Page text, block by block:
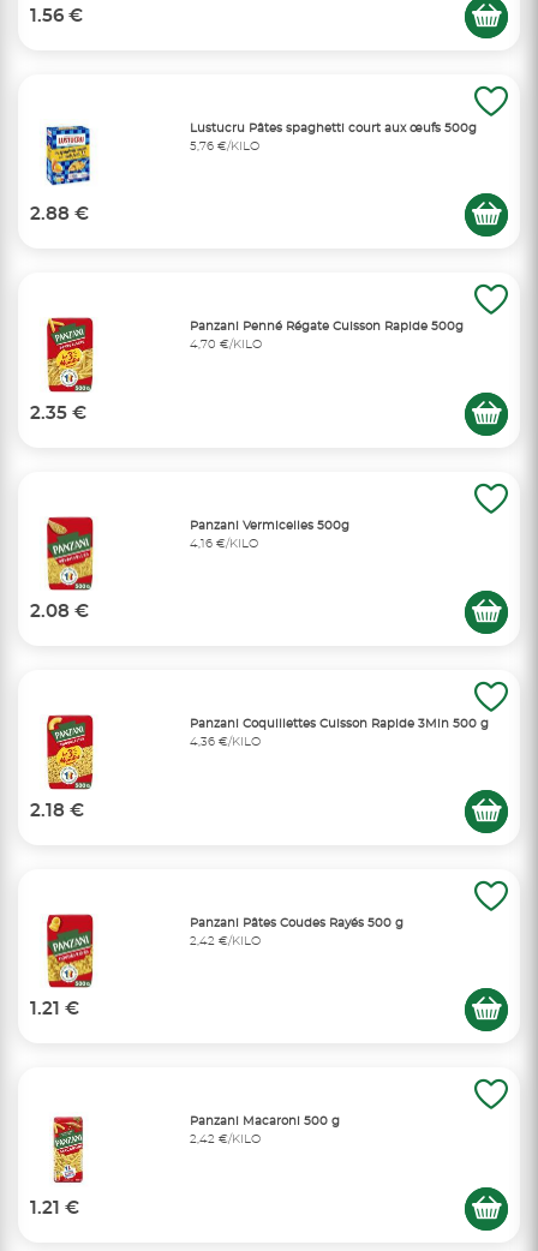
1.56 €
Lustucru Pâtes spaghetti court aux œufs 500g
5,76 €/KILO
2.88 €
Panzani Penné Régate Cuisson Rapide 500g
4,70 €/KILO
2.35 €
Panzani Vermicelles 500g
4,16 €/KILO
2.08 €
Panzani Coquillettes Cuisson Rapide 3Min 500 g
4,36 €/KILO
2.18 €
Panzani Pâtes Coudes Rayés 500 g
2,42 €/KILO
1.21 €
Panzani Macaroni 500 g
2,42 €/KILO
1.21 €